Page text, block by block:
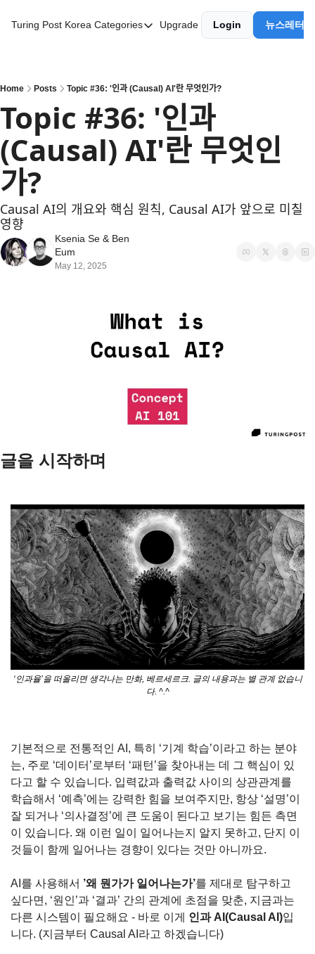
Turing Post Korea Categories
Categories
AI 에이전트
AI 101
AI Infra Unicorns
Community Twist
GenAI Unicorns
Upgrade Login 뉴스레터
Home Posts Topic #36: '인과 (Causal) AI'란 무엇인가?
Topic #36: '인과
(Causal) AI'란 무엇인
가?
Causal AI의 개요와 핵심 원칙, Causal AI가 앞으로 미칠
영향
Ksenia Se & Ben
Eum
May 12, 2025
글을 시작하며
‘인과율’을 떠올리면 생각나는 만화, 베르세르크. 글의 내용과는 별 관계 없습니
다. ^.^
기본적으로 전통적인 AI, 특히 ‘기계 학습’이라고 하는 분야
는, 주로 ‘데이터’로부터 ‘패턴’을 찾아내는 데 그 핵심이 있
다고 할 수 있습니다. 입력값과 출력값 사이의 상관관계를
학습해서 ‘예측’에는 강력한 힘을 보여주지만, 항상 ‘설명’이
잘 되거나 ‘의사결정’에 큰 도움이 된다고 보기는 힘든 측면
이 있습니다. 왜 이런 일이 일어나는지 알지 못하고, 단지 이
것들이 함께 일어나는 경향이 있다는 것만 아니까요.
AI를 사용해서 ’왜 뭔가가 일어나는가’를 제대로 탐구하고
싶다면, ‘원인’과 ‘결과’ 간의 관계에 초점을 맞춘, 지금과는
다른 시스템이 필요해요 - 바로 이게 인과 AI(Causal AI)입
니다. (지금부터 Causal AI라고 하겠습니다)